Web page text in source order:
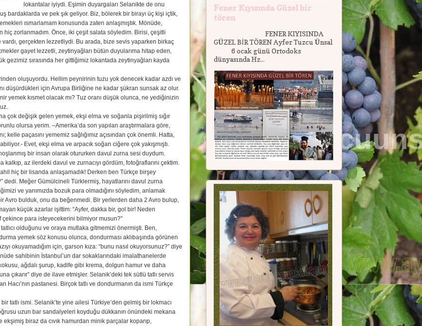
lokantalar iyiydi. Eşimin duyargaları Selanikte de onu
bardaklarda ve pek şık geliyor. Biz, bölerek bir birayı üç kişi içtik,
ısmarlamam konusunda zaten anlaşmıştık. Mönüde,
zorlanmadım. Önce, iki çeşit salata söyledim. Birisi, çeşitli
gerçekten lezzetliydi. Bu arada, bize sevis yaparken birkaç
gayet lezzetli, zeytinyağları bütün duyularıma hitap eden,
gezimiz sırasında her gittiğimiz lokantada zeytinyağları kayda
oluşuyordu. Hellim peynirinin tuzu yok denecek kadar azdı ve
düşürdükleri için Avrupa Birliğine ne kadar şükran sunsak az olur.
yemek kısmet olacak mı? Tuz oranı düşük olunca, ne yediğinizin
çok değişik gelen yemek, ekşi elma ve soğanla pişirilmiş sığır
olursa yerim. –Amerika’da son yapılan araştırmalara göre,
paçasını yememiz sağlığımız açısından çok önemli. Hatta,
Evet, ekşi elma ve arpacık soğan ciğere çok yakışmıştı.
bir insan olarak otururken davul zurna sesi duydum.
az ilerdeki davul ve zurnacıyı gördüm, fotoğraflarını çektim.
hiç bir lisanda anlaşamadık! Derken ben Türkçe birşey
dedi. Meğer Gümülcineli Türklermiş, hayatlarını davul zurna
ve yanımızda bozuk para olmadığını söyledim, anlamak
Avro bulduk, onu da beğenmedi. Bir yerlerden daha 2 Avro bulup,
küçük azarlar işittim: “Ayfer, dakka bir, gol bir! Neden
çekince para isteyecekerini bilmiyor musun?”
olduğunu ve oraya mutlaka gitmemizi önermişti. Ben,
yemek söz konusu olunca, dondurması aklıbaşında görünen
okuyamadığım için, garson kıza: “bunu nasıl okuyorsunuz?” diye
sahibinin İstanbul’un dar sokaklarındaki imalathanelerde
kokusu, ağdalı şurup, kadife gibi krema, dolgun hamur ve daha
çıkarır” diye de ilave etmişler. Selanik’deki tek sütlü tatlı servis
pastanesi. Birçok tatlı ve dondurmanın da ismi Türkçe
tatlı ismi. Selanik’te yine ailesi Türkiye’den gelmiş bir lokmacı
uzun bar sandalyeleri koyduğu dükkanın önündeki mekana
biraz da cıvık hamurdan minik parçalar koparıp,
Fener Kıyısında Güzel bir
tören
FENER KIYISINDA
GÜZEL BİR TÖREN Ayfer Tuzcu Ünsal
6 ocak günü Ortodoks
dünyasında Hz...